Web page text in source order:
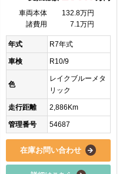
車両本体
132.8万円
諸費用
7.1万円
年式 R7年式
車検 R10/9
色
レイクブルーメタ
リック
走行距離 2,886Km
管理番号 54687
在庫お問い合わせ